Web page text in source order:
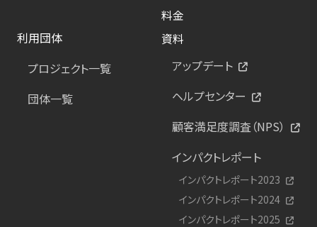
料金
利用団体
プロジェクト一覧
団体一覧
資料
アップデート
ヘルプセンター
顧客満足度調査（NPS）
インパクトレポート
インパクトレポート2023
インパクトレポート2024
インパクトレポート2025